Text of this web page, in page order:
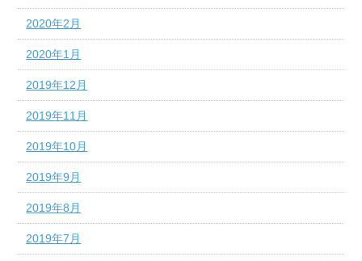
2020年2月
2020年1月
2019年12月
2019年11月
2019年10月
2019年9月
2019年8月
2019年7月